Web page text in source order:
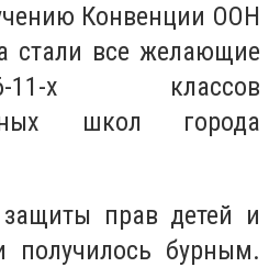
Конвенции ООН
стали все желающие
х классов
школ города
прав детей и
получилось бурным.